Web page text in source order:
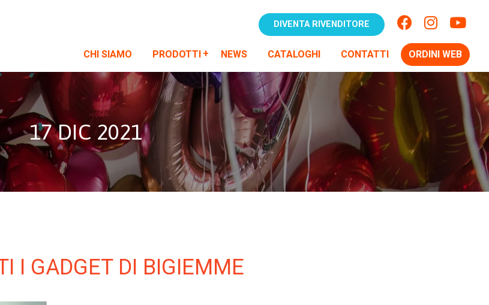
DIVENTA RIVENDITORE
CHI SIAMO PRODOTTI NEWS CATALOGHI CONTATTI ORDINI WEB
17 DIC 2021
I GADGET DI BIGIEMME